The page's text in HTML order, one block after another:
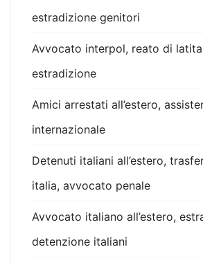
estradizione genitori
Avvocato interpol, reato di
estradizione
Amici arrestati all’estero,
internazionale
Detenuti italiani all’estero,
italia, avvocato penale
Avvocato italiano all’estero,
detenzione italiani